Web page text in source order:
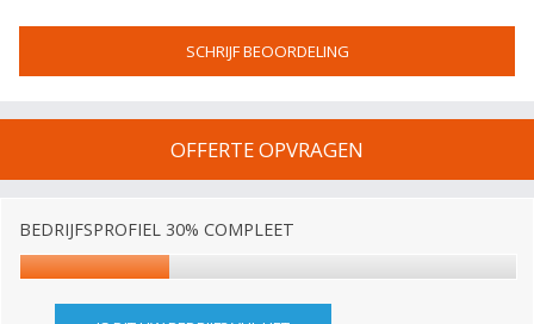
SCHRIJF BEOORDELING
OFFERTE OPVRAGEN
BEDRIJFSPROFIEL 30% COMPLEET